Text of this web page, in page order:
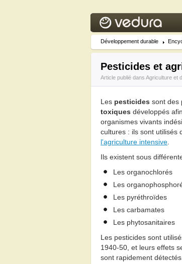
Développement durable
Pesticides et
Article publié dans Agriculture et
Les pesticides sont des
toxiques développés
organismes vivants
cultures : ils sont utilisés
l'agriculture intensive
Ils existent sous
Les organochlorés
Les
Les pyréthroïdes
Les carbamates
Les phytosanitaires
Les pesticides sont
1940-50, et leurs effets
sont rapidement détectés.